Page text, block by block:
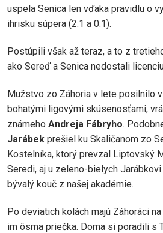
uspela Senica len vďaka pravidlu o
ihrisku súpera (2:1 a 0:1).
Postúpili však až teraz, a to z
ako Sereď a Senica nedostali
Mužstvo zo Záhoria v lete posilnilo
bohatými ligovými skúsenosťami,
známeho Andreja Fábryho.
Jarábek prešiel ku Skaličanom zo
Kostelníka, ktorý prevzal Liptovský
Seredi, aj u zeleno-bielych Jarábkovi
bývalý kouč z našej akadémie.
Po deviatich kolách majú Záhoráci
im ôsma priečka. Doma si poradili s